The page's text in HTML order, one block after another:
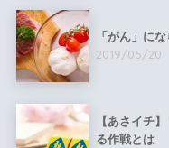
「がん」に
2019/05/20
【あさイチ
る作戦とは